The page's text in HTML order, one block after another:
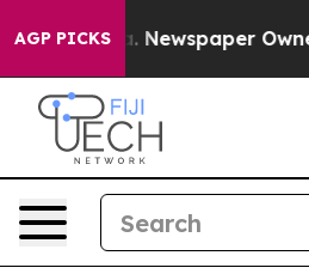
AGP PICKSNewspaper Owner